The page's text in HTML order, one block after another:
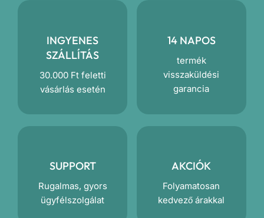
INGYENES
SZÁLLÍTÁS
30.000 Ft feletti
vásárlás esetén
14 NAPOS
termék
visszaküldési
garancia
SUPPORT
Rugalmas, gyors
ügyfélszolgálat
AKCIÓK
Folyamatosan
kedvező árakkal